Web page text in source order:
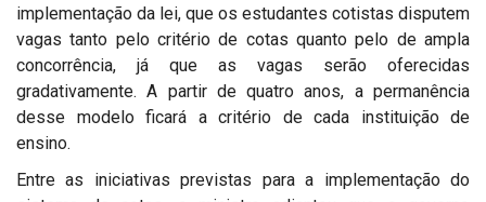
implementação da lei, que os estudantes cotistas disputem
vagas tanto pelo critério de cotas quanto pelo de ampla
concorrência, já que as vagas serão oferecidas
gradativamente. A partir de quatro anos, a permanência
desse modelo ficará a critério de cada instituição de
ensino.
Entre as iniciativas previstas para a implementação do